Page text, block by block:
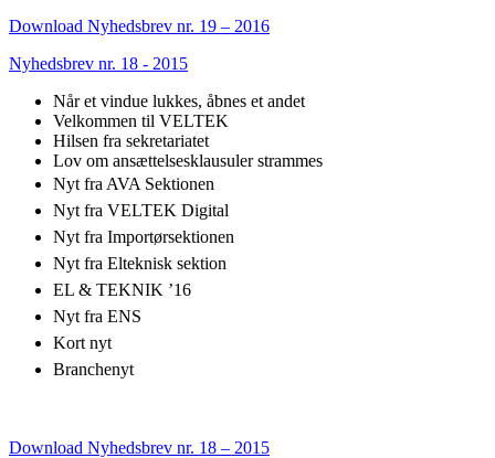
Download Nyhedsbrev nr. 19 – 2016
Nyhedsbrev nr. 18 - 2015
Når et vindue lukkes, åbnes et andet
Velkommen til VELTEK
Hilsen fra sekretariatet
Lov om ansættelsesklausuler strammes
Nyt fra AVA Sektionen
Nyt fra VELTEK Digital
Nyt fra Importørsektionen
Nyt fra Elteknisk sektion
EL & TEKNIK ’16
Nyt fra ENS
Kort nyt
Branchenyt
Download Nyhedsbrev nr. 18 – 2015